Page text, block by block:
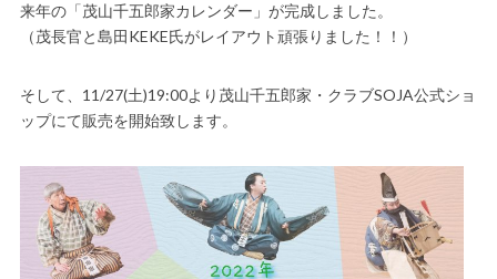
来年の「茂山千五郎家カレンダー」が完成しました。
（茂長官と島田KEKE氏がレイアウト頑張りました！！）
そして、11/27(土)19:00より茂山千五郎家・クラブSOJA公式ショ
ップにて販売を開始致します。